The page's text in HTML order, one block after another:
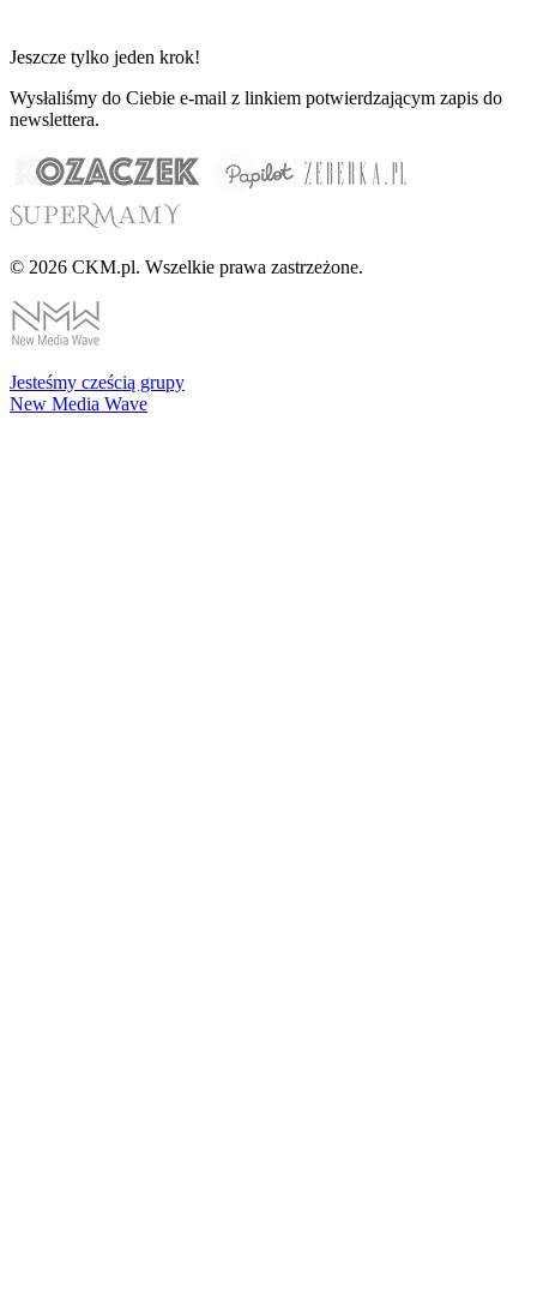
Jeszcze tylko jeden krok!
Wysłaliśmy do Ciebie e-mail z linkiem potwierdzającym zapis do
newslettera.
© 2026 CKM.pl. Wszelkie prawa zastrzeżone.
Jesteśmy cześcią grupy
New Media Wave